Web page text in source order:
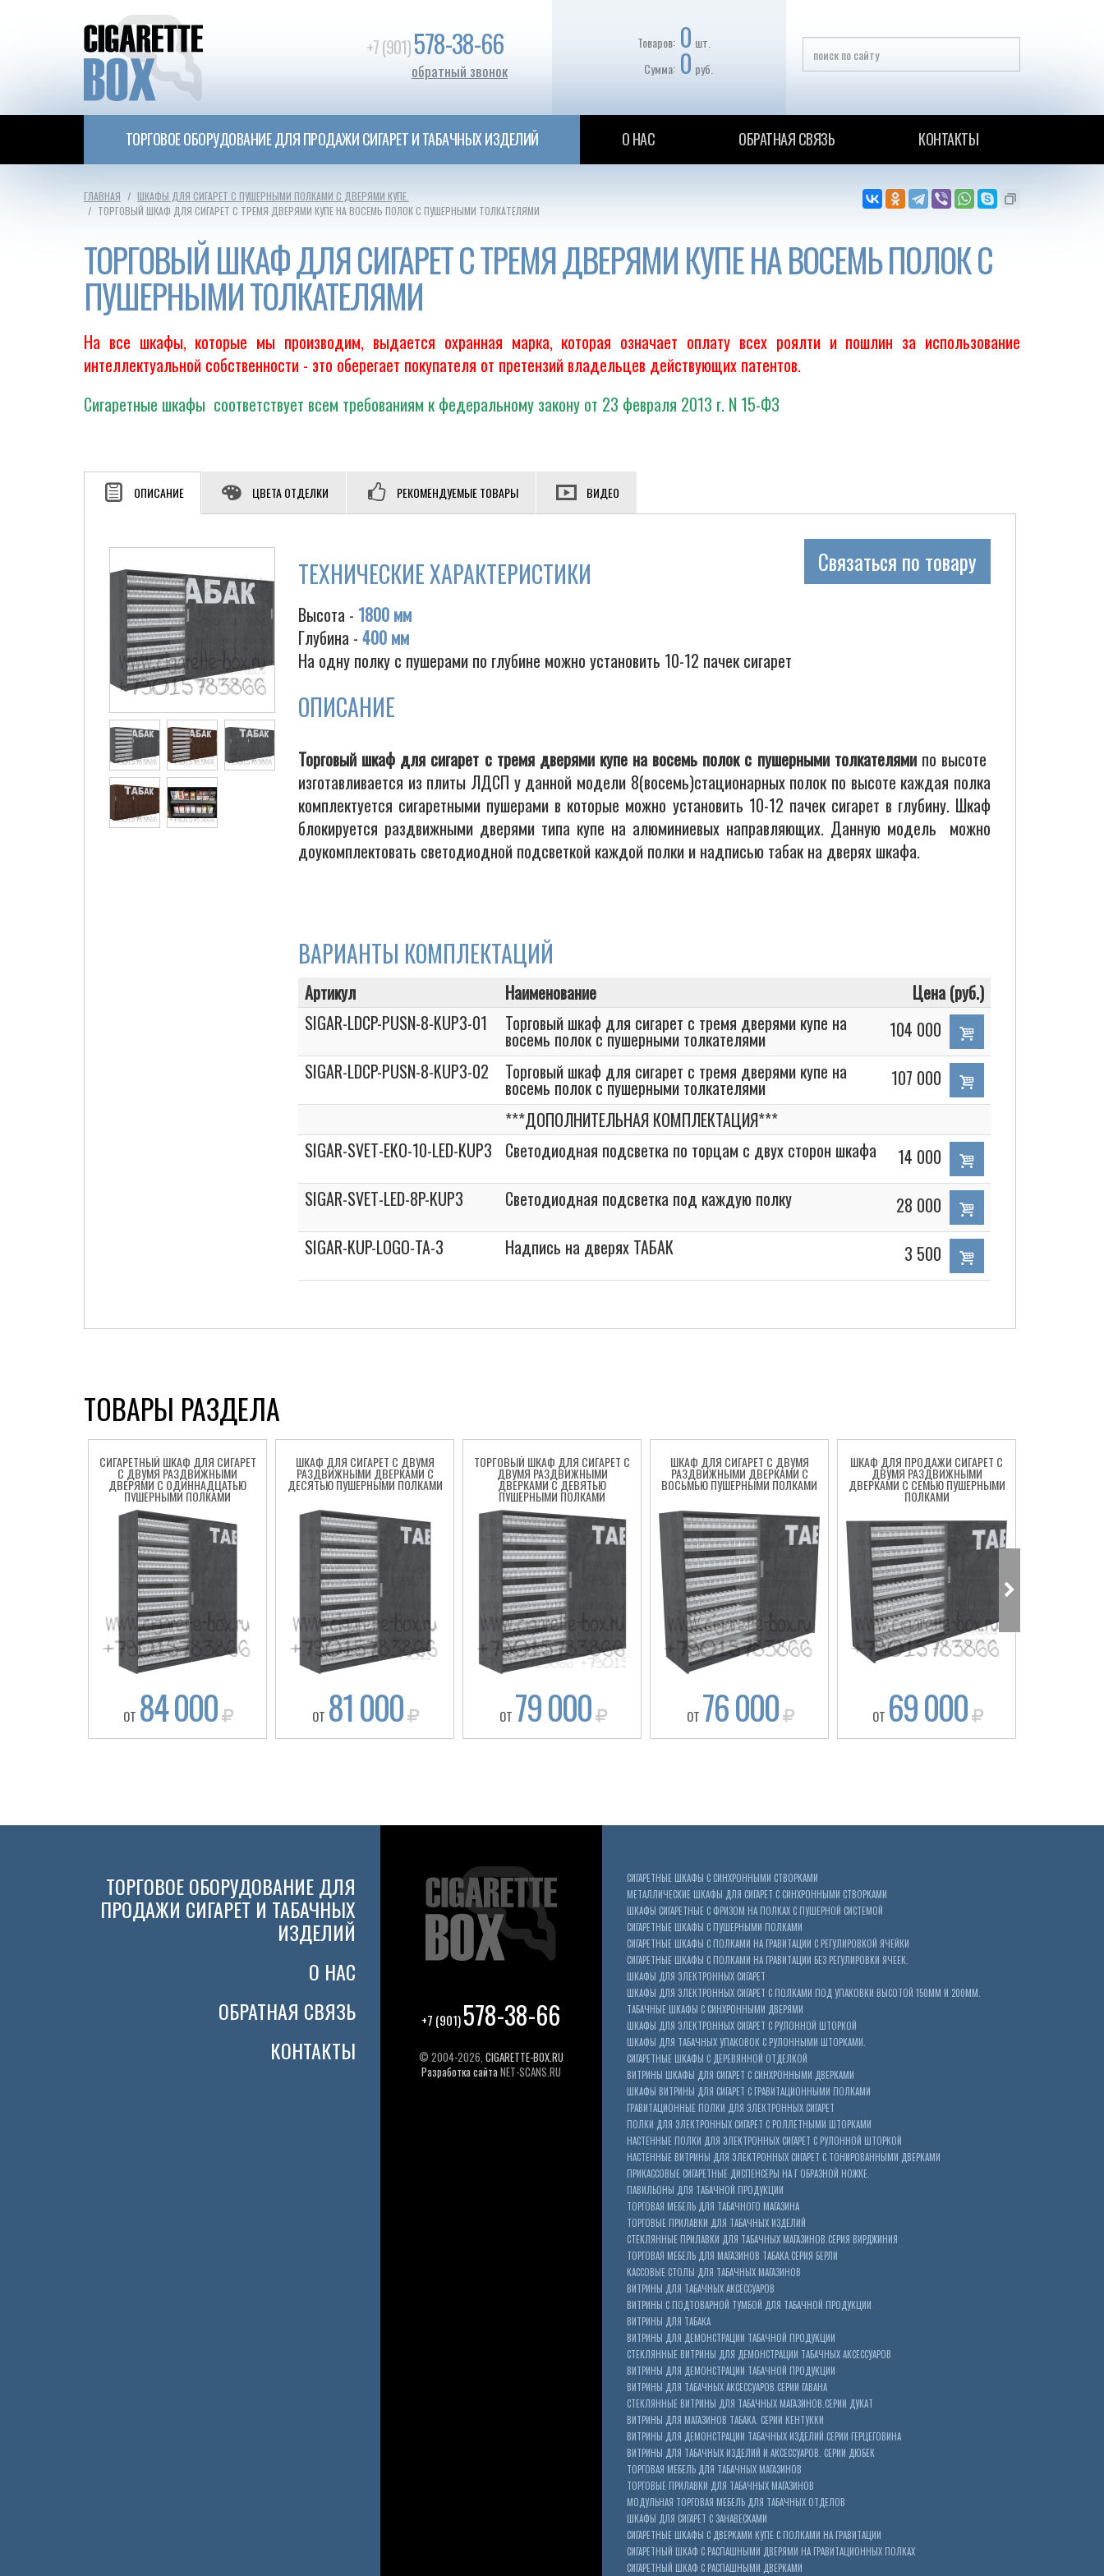
Cigarette Box
+7 (901)578-38-66
обратный звонок
Товаров: 0 шт.
Сумма: 0 руб.
ТОРГОВОЕ ОБОРУДОВАНИЕ ДЛЯ ПРОДАЖИ СИГАРЕТ И ТАБАЧНЫХ ИЗДЕЛИЙ О НАС ОБРАТНАЯ СВЯЗЬ КОНТАКТЫ
ГЛАВНАЯ
ШКАФЫ ДЛЯ СИГАРЕТ С ПУШЕРНЫМИ ПОЛКАМИ С ДВЕРЯМИ КУПЕ.
ТОРГОВЫЙ ШКАФ ДЛЯ СИГАРЕТ С ТРЕМЯ ДВЕРЯМИ КУПЕ НА ВОСЕМЬ ПОЛОК С ПУШЕРНЫМИ ТОЛКАТЕЛЯМИ
ТОРГОВЫЙ ШКАФ ДЛЯ СИГАРЕТ С ТРЕМЯ ДВЕРЯМИ КУПЕ НА ВОСЕМЬ ПОЛОК С
ПУШЕРНЫМИ ТОЛКАТЕЛЯМИ
На все шкафы, которые мы производим, выдается охранная марка, которая означает оплату всех роялти и пошлин за использование
интеллектуальной собственности - это оберегает покупателя от претензий владельцев действующих патентов.
Сигаретные шкафы соответствует всем требованиям к федеральному закону от 23 февраля 2013 г. N 15-ФЗ
ОПИСАНИЕ ЦВЕТА ОТДЕЛКИ РЕКОМЕНДУЕМЫЕ ТОВАРЫ ВИДЕО
Связаться по товару
ТЕХНИЧЕСКИЕ ХАРАКТЕРИСТИКИ
Высота - 1800 мм
Глубина - 400 мм
На одну полку с пушерами по глубине можно установить 10-12 пачек сигарет
ОПИСАНИЕ
Торговый шкаф для сигарет с тремя дверями купе на восемь полок с пушерными толкателямипо высоте
изготавливается из плиты ЛДСП у данной модели 8(восемь)стационарных полок по высоте каждая полка
комплектуется сигаретными пушерами в которые можно установить 10-12 пачек сигарет в глубину. Шкаф
блокируется раздвижными дверями типа купе на алюминиевых направляющих. Данную модель можно
доукомплектовать светодиодной подсветкой каждой полки и надписью табак на дверях шкафа.
ВАРИАНТЫ КОМПЛЕКТАЦИЙ
Артикул Наименование
Цена (руб.)
SIGAR-LDCP-PUSN-8-KUP3-01
Торговый шкаф для сигарет с тремя дверями купе на
восемь полок с пушерными толкателями
104 000
SIGAR-LDCP-PUSN-8-KUP3-02
Торговый шкаф для сигарет с тремя дверями купе на
восемь полок с пушерными толкателями
107 000
***ДОПОЛНИТЕЛЬНАЯ КОМПЛЕКТАЦИЯ***
SIGAR-SVET-EKO-10-LED-KUP3 Светодиодная подсветка по торцам с двух сторон шкафа
14 000
SIGAR-SVET-LED-8P-KUP3
Светодиодная подсветка под каждую полку
28 000
SIGAR-KUP-LOGO-TA-3
Надпись на дверях ТАБАК 3 500
ТОВАРЫ РАЗДЕЛА
СИГАРЕТНЫЙ ШКАФ ДЛЯ СИГАРЕТ
С ДВУМЯ РАЗДВИЖНЫМИ
ДВЕРЯМИ С ОДИННАДЦАТЬЮ
ПУШЕРНЫМИ ПОЛКАМИ
ОТ 84 000
ШКАФ ДЛЯ СИГАРЕТ С ДВУМЯ
РАЗДВИЖНЫМИ ДВЕРКАМИ С
ДЕСЯТЬЮ ПУШЕРНЫМИ ПОЛКАМИ
ОТ 81 000
ТОРГОВЫЙ ШКАФ ДЛЯ СИГАРЕТ С
ДВУМЯ РАЗДВИЖНЫМИ
ДВЕРКАМИ С ДЕВЯТЬЮ
ПУШЕРНЫМИ ПОЛКАМИ
ОТ 79 000
ШКАФ ДЛЯ СИГАРЕТ С ДВУМЯ
РАЗДВИЖНЫМИ ДВЕРКАМИ С
ВОСЬМЬЮ ПУШЕРНЫМИ ПОЛКАМИ
ОТ 76 000
ШКАФ ДЛЯ ПРОДАЖИ СИГАРЕТ С
ДВУМЯ РАЗДВИЖНЫМИ
ДВЕРКАМИ С СЕМЬЮ ПУШЕРНЫМИ
ПОЛКАМИ
ОТ 69 000
ТОРГОВОЕ ОБОРУДОВАНИЕ ДЛЯ
ПРОДАЖИ СИГАРЕТ И ТАБАЧНЫХ
ИЗДЕЛИЙ
О НАС
ОБРАТНАЯ СВЯЗЬ
КОНТАКТЫ
+7 (901)578-38-66
© 2004-2026, CIGARETTE-BOX.RU
Разработка сайтаNET-SCANS.RU
СИГАРЕТНЫЕ ШКАФЫ С СИНХРОННЫМИ СТВОРКАМИ
МЕТАЛЛИЧЕСКИЕ ШКАФЫ ДЛЯ СИГАРЕТ С СИНХРОННЫМИ СТВОРКАМИ
ШКАФЫ СИГАРЕТНЫЕ С ФРИЗОМ НА ПОЛКАХ С ПУШЕРНОЙ СИСТЕМОЙ
СИГАРЕТНЫЕ ШКАФЫ С ПУШЕРНЫМИ ПОЛКАМИ
СИГАРЕТНЫЕ ШКАФЫ С ПОЛКАМИ НА ГРАВИТАЦИИ С РЕГУЛИРОВКОЙ ЯЧЕЙКИ
СИГАРЕТНЫЕ ШКАФЫ С ПОЛКАМИ НА ГРАВИТАЦИИ БЕЗ РЕГУЛИРОВКИ ЯЧЕЕК.
ШКАФЫ ДЛЯ ЭЛЕКТРОННЫХ СИГАРЕТ
ШКАФЫ ДЛЯ ЭЛЕКТРОННЫХ СИГАРЕТ С ПОЛКАМИ ПОД УПАКОВКИ ВЫСОТОЙ 150ММ И 200ММ.
ТАБАЧНЫЕ ШКАФЫ С СИНХРОННЫМИ ДВЕРЯМИ
ШКАФЫ ДЛЯ ЭЛЕКТРОННЫХ СИГАРЕТ С РУЛОННОЙ ШТОРКОЙ
ШКАФЫ ДЛЯ ТАБАЧНЫХ УПАКОВОК С РУЛОННЫМИ ШТОРКАМИ.
СИГАРЕТНЫЕ ШКАФЫ С ДЕРЕВЯННОЙ ОТДЕЛКОЙ
ВИТРИНЫ ШКАФЫ ДЛЯ СИГАРЕТ С СИНХРОННЫМИ ДВЕРКАМИ
ШКАФЫ ВИТРИНЫ ДЛЯ СИГАРЕТ С ГРАВИТАЦИОННЫМИ ПОЛКАМИ
ГРАВИТАЦИОННЫЕ ПОЛКИ ДЛЯ ЭЛЕКТРОННЫХ СИГАРЕТ
ПОЛКИ ДЛЯ ЭЛЕКТРОННЫХ СИГАРЕТ С РОЛЛЕТНЫМИ ШТОРКАМИ
НАСТЕННЫЕ ПОЛКИ ДЛЯ ЭЛЕКТРОННЫХ СИГАРЕТ С РУЛОННОЙ ШТОРКОЙ
НАСТЕННЫЕ ВИТРИНЫ ДЛЯ ЭЛЕКТРОННЫХ СИГАРЕТ С ТОНИРОВАННЫМИ ДВЕРКАМИ
ПРИКАССОВЫЕ СИГАРЕТНЫЕ ДИСПЕНСЕРЫ НА Г ОБРАЗНОЙ НОЖКЕ.
ПАВИЛЬОНЫ ДЛЯ ТАБАЧНОЙ ПРОДУКЦИИ
ТОРГОВАЯ МЕБЕЛЬ ДЛЯ ТАБАЧНОГО МАГАЗИНА
ТОРГОВЫЕ ПРИЛАВКИ ДЛЯ ТАБАЧНЫХ ИЗДЕЛИЙ
СТЕКЛЯННЫЕ ПРИЛАВКИ ДЛЯ ТАБАЧНЫХ МАГАЗИНОВ.СЕРИЯ ВИРДЖИНИЯ
ТОРГОВАЯ МЕБЕЛЬ ДЛЯ МАГАЗИНОВ ТАБАКА.СЕРИЯ БЕРЛИ
КАССОВЫЕ СТОЛЫ ДЛЯ ТАБАЧНЫХ МАГАЗИНОВ
ВИТРИНЫ ДЛЯ ТАБАЧНЫХ АКСЕССУАРОВ
ВИТРИНЫ С ПОДТОВАРНОЙ ТУМБОЙ ДЛЯ ТАБАЧНОЙ ПРОДУКЦИИ
ВИТРИНЫ ДЛЯ ТАБАКА
ВИТРИНЫ ДЛЯ ДЕМОНСТРАЦИИ ТАБАЧНОЙ ПРОДУКЦИИ
СТЕКЛЯННЫЕ ВИТРИНЫ ДЛЯ ДЕМОНСТРАЦИИ ТАБАЧНЫХ АКСЕССУАРОВ
ВИТРИНЫ ДЛЯ ДЕМОНСТРАЦИИ ТАБАЧНОЙ ПРОДУКЦИИ
ВИТРИНЫ ДЛЯ ТАБАЧНЫХ АКСЕССУАРОВ.СЕРИИ ГАВАНА
СТЕКЛЯННЫЕ ВИТРИНЫ ДЛЯ ТАБАЧНЫХ МАГАЗИНОВ.СЕРИИ ДУКАТ
ВИТРИНЫ ДЛЯ МАГАЗИНОВ ТАБАКА. СЕРИИ КЕНТУККИ
ВИТРИНЫ ДЛЯ ДЕМОНСТРАЦИИ ТАБАЧНЫХ ИЗДЕЛИЙ.СЕРИИ ГЕРЦЕГОВИНА
ВИТРИНЫ ДЛЯ ТАБАЧНЫХ ИЗДЕЛИЙ И АКСЕССУАРОВ. СЕРИИ ДЮБЕК
ТОРГОВАЯ МЕБЕЛЬ ДЛЯ ТАБАЧНЫХ МАГАЗИНОВ
ТОРГОВЫЕ ПРИЛАВКИ ДЛЯ ТАБАЧНЫХ МАГАЗИНОВ
МОДУЛЬНАЯ ТОРГОВАЯ МЕБЕЛЬ ДЛЯ ТАБАЧНЫХ ОТДЕЛОВ
ШКАФЫ ДЛЯ СИГАРЕТ С ЗАНАВЕСКАМИ
СИГАРЕТНЫЕ ШКАФЫ С ДВЕРКАМИ КУПЕ С ПОЛКАМИ НА ГРАВИТАЦИИ
СИГАРЕТНЫЙ ШКАФ С РАСПАШНЫМИ ДВЕРЯМИ НА ГРАВИТАЦИОННЫХ ПОЛКАХ
СИГАРЕТНЫЙ ШКАФ С РАСПАШНЫМИ ДВЕРКАМИ